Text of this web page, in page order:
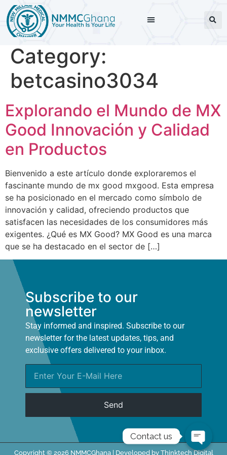
Category:
betcasino3034
Explorando el Mundo de MX
Good Innovación y Calidad
en Productos
Bienvenido a este artículo donde exploraremos el
fascinante mundo de mx good mxgood. Esta empresa
se ha posicionado en el mercado como símbolo de
innovación y calidad, ofreciendo productos que
satisfacen las necesidades de los consumidores más
exigentes. ¿Qué es MX Good? MX Good es una marca
que se ha destacado en el sector de […]
Subscribe to our
newsletter
Stay informed and inspired. Subscribe to our
newsletter for the latest updates, tips, and
exclusive offers delivered to your inbox.
Send
Copyright © 2026 NMMCGhana | Developed by Thinktech Digital
Contact us